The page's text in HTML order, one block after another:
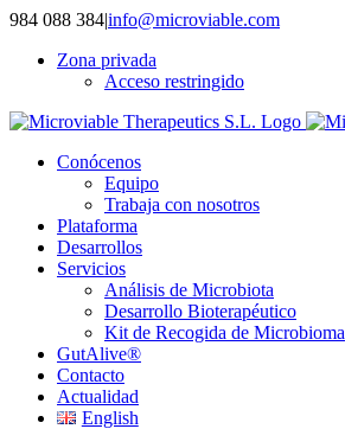
Saltar
contenido
984 088 384|info@microviable.com
Zona privada
Acceso restringido
Conócenos
Equipo
Trabaja con nosotros
Plataforma
Desarrollos
Servicios
Análisis de Microbiota
Desarrollo Bioterapéutico
Kit de Recogida de Microbioma
GutAlive®
Contacto
Actualidad
English